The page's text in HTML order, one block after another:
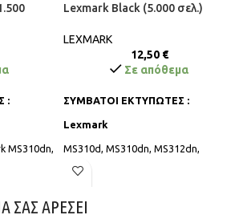
:
MS310dn,
Lexmark Black (5.000 σελ.)
LEXMARK
12,50 €
Σε απόθεμα
ΣΥΜΒΑΤΟΙ ΕΚΤΥΠΩΤΕΣ :
Lexmark
MS310d, MS310dn, MS312dn,
MS410dn, MS610de, MS415dn,
ΣΑΣ ΑΡΕΣΕΙ